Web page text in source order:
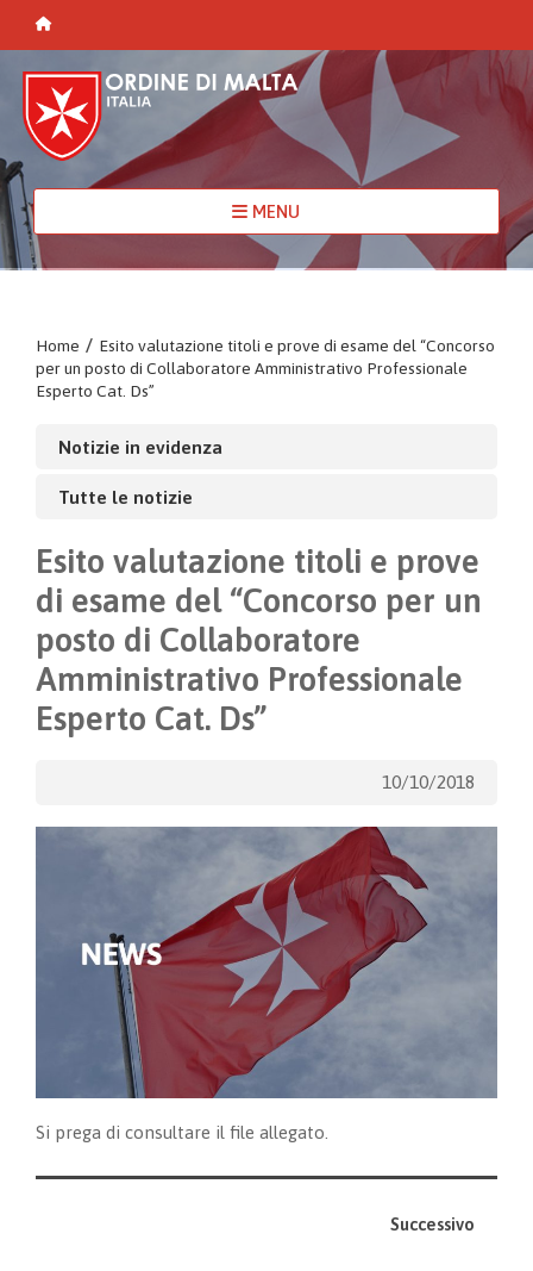
MENU
Home / Esito valutazione titoli e prove di esame del “Concorso
per un posto di Collaboratore Amministrativo Professionale
Esperto Cat. Ds”
Notizie in evidenza
Tutte le notizie
Esito valutazione titoli e prove
di esame del “Concorso per un
posto di Collaboratore
Amministrativo Professionale
Esperto Cat. Ds”
10/10/2018
Si prega di consultare il file allegato.
Successivo